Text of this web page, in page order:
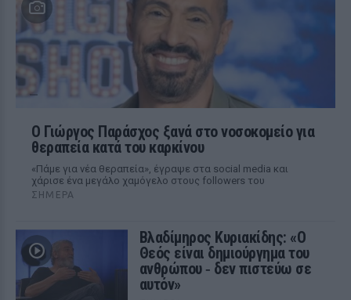
O Γιώργος Παράσχος ξανά στο νοσοκομείο για
θεραπεία κατά του καρκίνου
«Πάμε για νέα θεραπεία», έγραψε στα social media και
χάρισε ένα μεγάλο χαμόγελο στους followers του
ΣΉΜΕΡΑ
Βλαδίμηρος Κυριακίδης: «Ο
Θεός είναι δημιούργημα του
ανθρώπου ‑ δεν πιστεύω σε
αυτόν»